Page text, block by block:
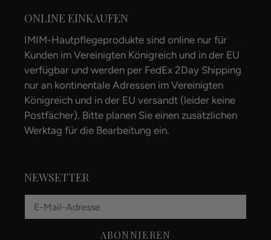
ONLINE EINKAUFEN
IMIM-Hautpflegeprodukte sind online nur für
Kunden im Vereinigten Königreich und in der EU
verfügbar und werden per FedEx 2Day Shipping
nur an kontinentale Adressen im Vereinigten
Königreich und in der EU versandt (leider keine
Postfächer). Bitte planen Sie einen zusätzlichen
Werktag für die Bearbeitung ein.
NEWSETTER
ABONNIEREN